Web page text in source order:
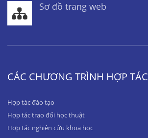
Sơ đồ trang web
CÁC CHƯƠNG TRÌNH HỢP TÁC
Hợp tác đào tạo
Hợp tác trao đổi học thuật
Hợp tác nghiên cứu khoa học